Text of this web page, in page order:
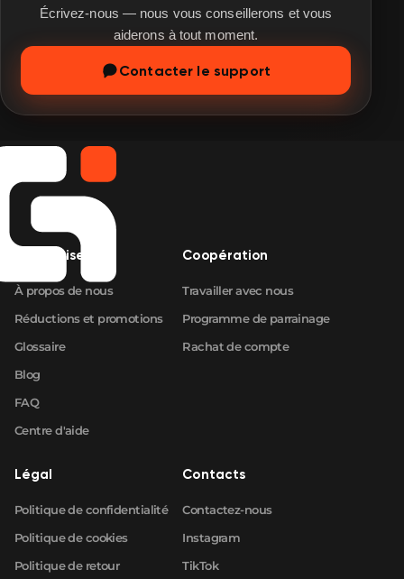
Écrivez-nous — nous vous conseillerons et vous
aiderons à tout moment.
Contacter le support
Entreprise
À propos de nous
Réductions et promotions
Glossaire
Blog
FAQ
Centre d'aide
Coopération
Travailler avec nous
Programme de parrainage
Rachat de compte
Légal
Politique de confidentialité
Politique de cookies
Politique de retour
Contacts
Contactez-nous
Instagram
TikTok